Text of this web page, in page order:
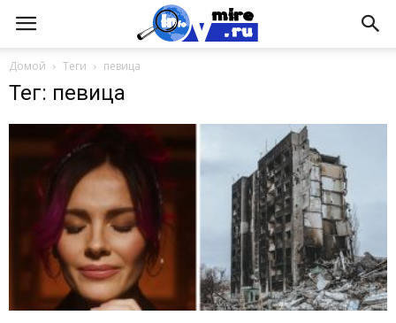
Домой Теги певица
Тег: певица